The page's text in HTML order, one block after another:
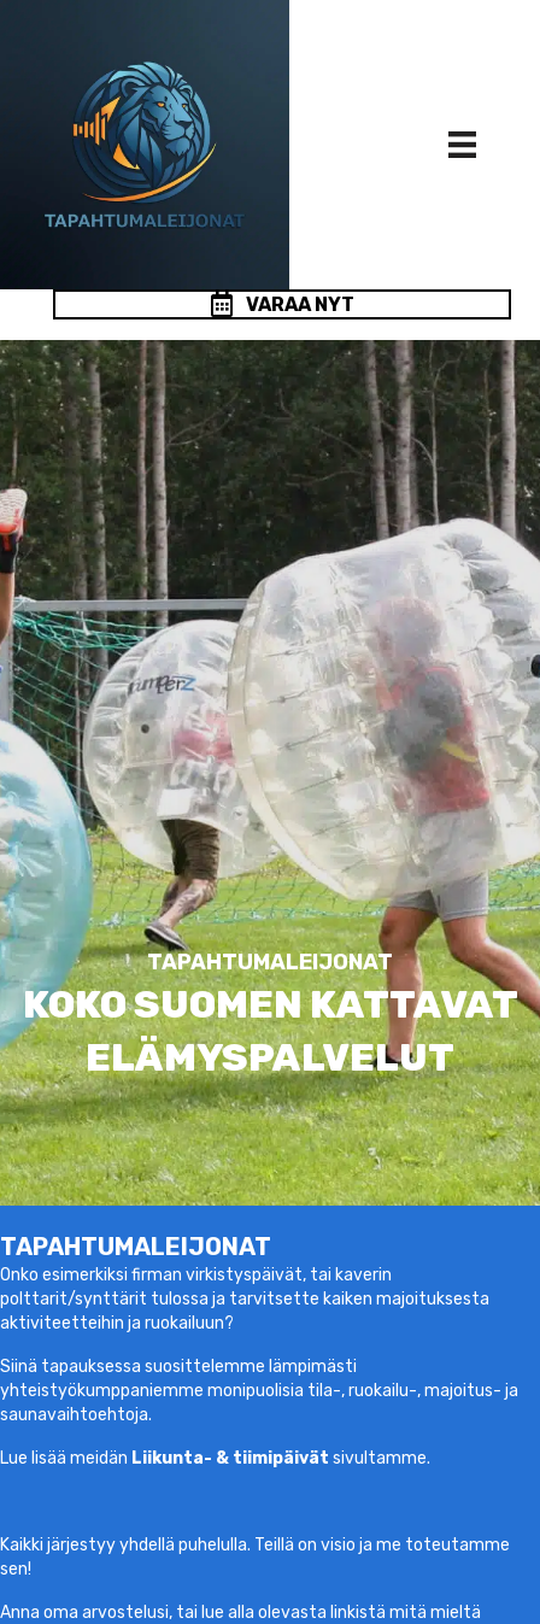
VARAA NYT
TAPAHTUMALEIJONAT
KOKO SUOMEN KATTAVAT
ELÄMYSPALVELU­T
TAPAHTUMA­LEIJONAT
Onko esimerkiksi firman virkistyspäivät, tai kaverin
polttarit/synttärit tulossa ja tarvitsette kaiken majoituksesta
aktiviteetteihin ja ruokailuun?
Siinä tapauksessa suosittelemme lämpimästi
yhteistyökumppaniemme monipuolisia tila-, ruokailu-, majoitus- ja
saunavaihtoehtoja.
Lue lisää meidän Liikunta- & tiimipäivät sivultamme.
Kaikki järjestyy yhdellä puhelulla. Teillä on visio ja me toteutamme
sen!
Anna oma arvostelusi, tai lue alla olevasta linkistä mitä mieltä